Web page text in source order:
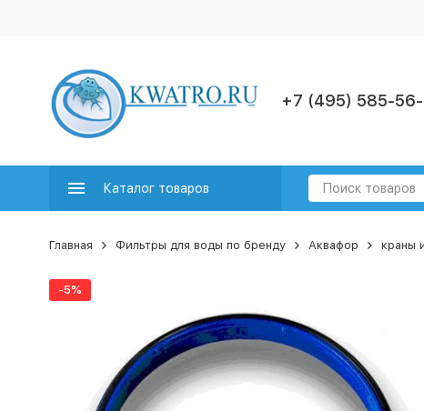
+7 (495) 585-
Каталог товаров
Главная Фильтры для воды по бренду Аквафор краны
-5%